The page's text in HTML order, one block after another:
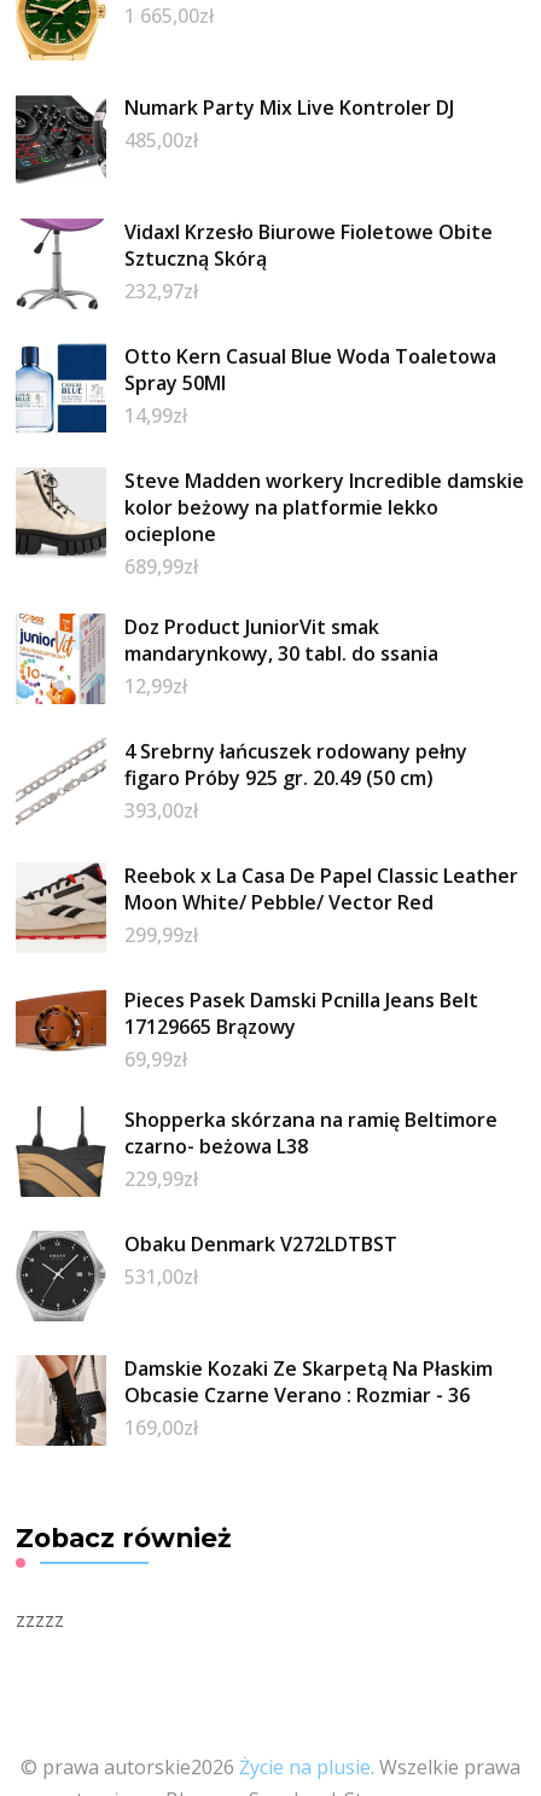
1 665,00zł
Numark Party Mix Live Kontroler DJ
485,00zł
Vidaxl Krzesło Biurowe Fioletowe Obite
Sztuczną Skórą
232,97zł
Otto Kern Casual Blue Woda Toaletowa
Spray 50Ml
14,99zł
Steve Madden workery Incredible damskie
kolor beżowy na platformie lekko
ocieplone
689,99zł
Doz Product JuniorVit smak
mandarynkowy, 30 tabl. do ssania
12,99zł
4 Srebrny łańcuszek rodowany pełny
figaro Próby 925 gr. 20.49 (50 cm)
393,00zł
Reebok x La Casa De Papel Classic Leather
Moon White/ Pebble/ Vector Red
299,99zł
Pieces Pasek Damski Pcnilla Jeans Belt
17129665 Brązowy
69,99zł
Shopperka skórzana na ramię Beltimore
czarno- beżowa L38
229,99zł
Obaku Denmark V272LDTBST
531,00zł
Damskie Kozaki Ze Skarpetą Na Płaskim
Obcasie Czarne Verano : Rozmiar - 36
169,00zł
Zobacz również
zzzzz
© prawa autorskie2026 Życie na plusie. Wszelkie prawa